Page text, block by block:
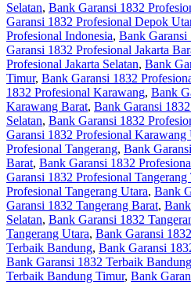
Selatan, Bank Garansi 1832
Garansi 1832 Profesional Depok
Profesional Indonesia, Bank Garansi
Garansi 1832 Profesional Jakarta
Profesional Jakarta Selatan, Bank
Timur, Bank Garansi 1832
1832 Profesional Karawang, Bank
Karawang Barat, Bank Garansi
Selatan, Bank Garansi 1832
Garansi 1832 Profesional Karawang
Profesional Tangerang, Bank
Barat, Bank Garansi 1832
Garansi 1832 Profesional Tangerang
Profesional Tangerang Utara, Bank
Garansi 1832 Tangerang Barat,
Selatan, Bank Garansi 1832
Tangerang Utara, Bank Garansi
Terbaik Bandung, Bank Garansi
Bank Garansi 1832 Terbaik
Terbaik Bandung Timur, Bank